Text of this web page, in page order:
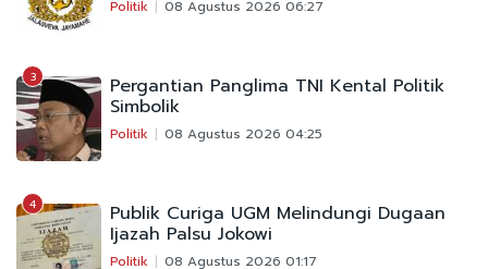
Politik 08 Agustus 2026 06:27
3 Pergantian Panglima TNI Kental Politik
Simbolik
Politik 08 Agustus 2026 04:25
4 Publik Curiga UGM Melindungi Dugaan
Ijazah Palsu Jokowi
Politik 08 Agustus 2026 01:17